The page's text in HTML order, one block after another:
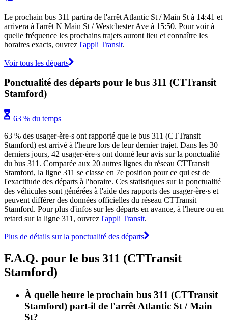
Le prochain bus 311 partira de l'arrêt Atlantic St / Main St à 14:41 et
arrivera à l'arrêt N Main St / Westchester Ave à 15:50. Pour voir à
quelle fréquence les prochains trajets auront lieu et connaître les
horaires exacts, ouvrez l'appli Transit.
Voir tous les départs
Ponctualité des départs pour le bus 311 (CTTransit
Stamford)
63 % du temps
63 % des usager·ère·s ont rapporté que le bus 311 (CTTransit
Stamford) est arrivé à l'heure lors de leur dernier trajet. Dans les 30
derniers jours, 42 usager·ère·s ont donné leur avis sur la ponctualité
du bus 311. Comparée aux 20 autres lignes du réseau CTTransit
Stamford, la ligne 311 se classe en 7e position pour ce qui est de
l'exactitude des départs à l'horaire. Ces statistiques sur la ponctualité
des véhicules sont générées à l'aide des rapports des usager·ère·s et
peuvent différer des données officielles du réseau CTTransit
Stamford. Pour plus d'infos sur les départs en avance, à l'heure ou en
retard sur la ligne 311, ouvrez l'appli Transit.
Plus de détails sur la ponctualité des départs
F.A.Q. pour le bus 311 (CTTransit
Stamford)
À quelle heure le prochain bus 311 (CTTransit
Stamford) part-il de l'arrêt Atlantic St / Main
St?